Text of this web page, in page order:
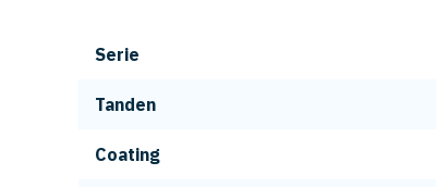
Serie
Tanden
Coating